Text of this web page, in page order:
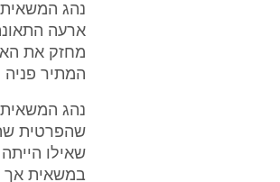
נהג המשאית
ארעה
מחזק את
המתיר פניה
נהג המשאית
שהפרטית
שאילו
במשאית אך